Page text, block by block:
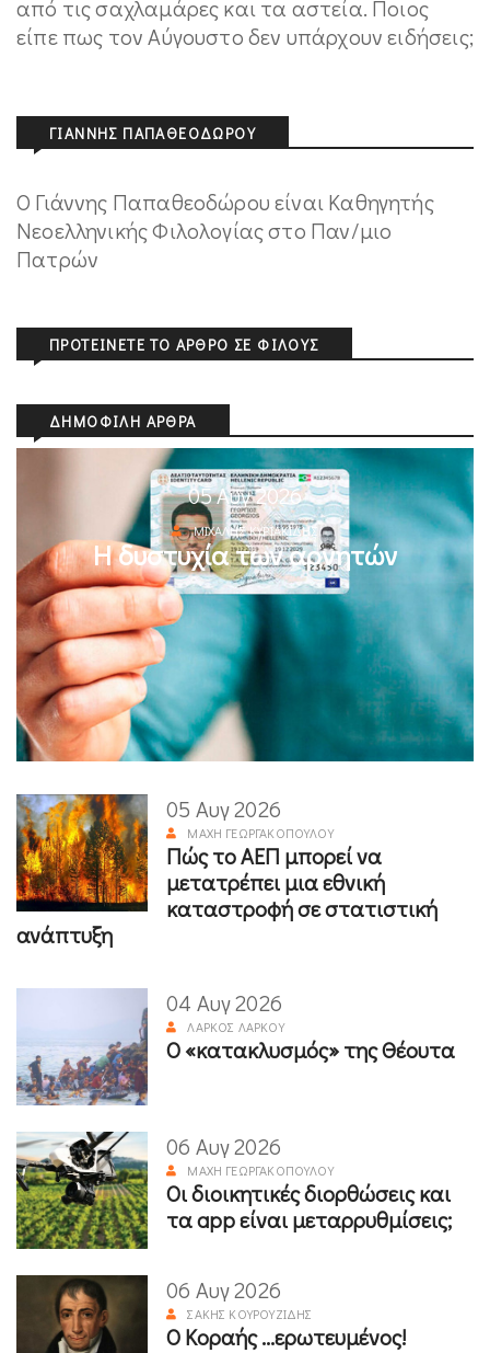
από τις σαχλαμάρες και τα αστεία. Ποιος
είπε πως τον Αύγουστο δεν υπάρχουν ειδήσεις;
ΓΙΆΝΝΗΣ ΠΑΠΑΘΕΟΔΏΡΟΥ
Ο Γιάννης Παπαθεοδώρου είναι Καθηγητής
Νεοελληνικής Φιλολογίας στο Παν/μιο
Πατρών
ΠΡΟΤΕΊΝΕΤΕ ΤΟ ΆΡΘΡΟ ΣΕ ΦΊΛΟΥΣ
ΔΗΜΟΦΙΛΉ ΆΡΘΡΑ
05 Αυγ 2026
ΜΙΧΆΛΗΣ ΚΥΡΙΑΚΊΔΗΣ
Η δυστυχία των αρνητών
05 Αυγ 2026
ΜΆΧΗ ΓΕΩΡΓΑΚΟΠΟΎΛΟΥ
Πώς το ΑΕΠ μπορεί να
μετατρέπει μια εθνική
καταστροφή σε στατιστική
ανάπτυξη
04 Αυγ 2026
ΛΆΡΚΟΣ ΛΆΡΚΟΥ
Ο «κατακλυσμός» της Θέουτα
06 Αυγ 2026
ΜΆΧΗ ΓΕΩΡΓΑΚΟΠΟΎΛΟΥ
Οι διοικητικές διορθώσεις και
τα app είναι μεταρρυθμίσεις;
06 Αυγ 2026
ΣΆΚΗΣ ΚΟΥΡΟΥΖΊΔΗΣ
Ο Κοραής ...ερωτευμένος!